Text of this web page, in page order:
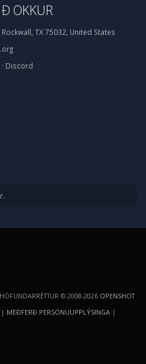
OKKUR
TX 75032, United States
· Discord
© 2008-2026 OPENSHOT
| MEÐFERÐ PERSÓNUUPPLÝSINGA |